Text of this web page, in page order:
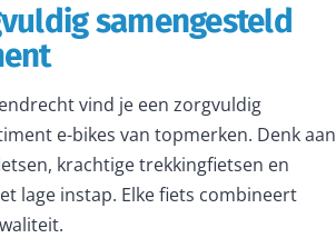
samengesteld
vind je een zorgvuldig
e-bikes van topmerken. Denk aan
krachtige trekkingfietsen en
lage instap. Elke fiets combineert